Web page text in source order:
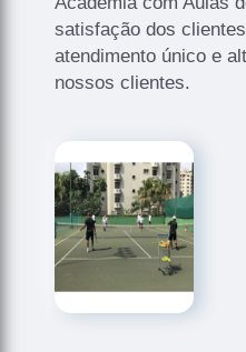
satisfação dos
atendimento único e
nossos clientes.